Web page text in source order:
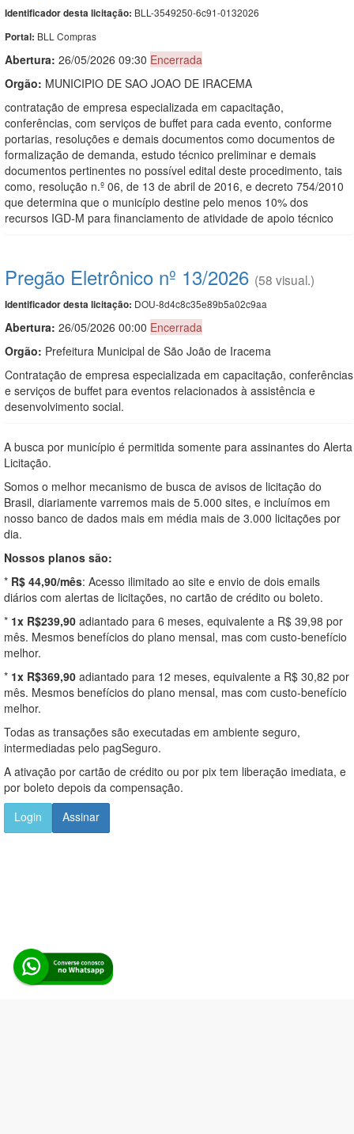
Identificador desta licitação: BLL-3549250-6c91-0132026
Portal: BLL Compras
Abertura: 26/05/2026 09:30 Encerrada
Orgão: MUNICIPIO DE SAO JOAO DE IRACEMA
contratação de empresa especializada em capacitação,
conferências, com serviços de buffet para cada evento, conforme
portarias, resoluções e demais documentos como documentos de
formalização de demanda, estudo técnico preliminar e demais
documentos pertinentes no possível edital deste procedimento, tais
como, resolução n.º 06, de 13 de abril de 2016, e decreto 754/2010
que determina que o município destine pelo menos 10% dos
recursos IGD-M para financiamento de atividade de apoio técnico
Pregão Eletrônico nº 13/2026 (58 visual.)
Identificador desta licitação: DOU-8d4c8c35e89b5a02c9aa
Abertura: 26/05/2026 00:00 Encerrada
Orgão: Prefeitura Municipal de São João de Iracema
Contratação de empresa especializada em capacitação, conferências
e serviços de buffet para eventos relacionados à assistência e
desenvolvimento social.
A busca por município é permitida somente para assinantes do Alerta
Licitação.
Somos o melhor mecanismo de busca de avisos de licitação do
Brasil, diariamente varremos mais de 5.000 sites, e incluímos em
nosso banco de dados mais em média mais de 3.000 licitações por
dia.
Nossos planos são:
* R$ 44,90/mês: Acesso ilimitado ao site e envio de dois emails
diários com alertas de licitações, no cartão de crédito ou boleto.
* 1x R$239,90 adiantado para 6 meses, equivalente a R$ 39,98 por
mês. Mesmos benefícios do plano mensal, mas com custo-benefício
melhor.
* 1x R$369,90 adiantado para 12 meses, equivalente a R$ 30,82 por
mês. Mesmos benefícios do plano mensal, mas com custo-benefício
melhor.
Todas as transações são executadas em ambiente seguro,
intermediadas pelo pagSeguro.
A ativação por cartão de crédito ou por pix tem liberação imediata, e
por boleto depois da compensação.
Login
Assinar